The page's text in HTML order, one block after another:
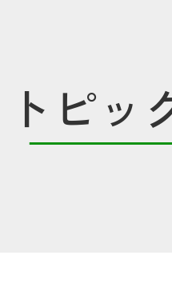
各種手数料一覧 各
トピッ